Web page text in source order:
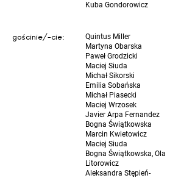
Kuba Gondorowicz
gościnie/-cie:
Quintus Miller
Martyna Obarska
Paweł Grodzicki
Maciej Siuda
Michał Sikorski
Emilia Sobańska
Michał Piasecki
Maciej Wrzosek
Javier Arpa Fernandez
Bogna Świątkowska
Marcin Kwietowicz
Maciej Siuda
Bogna Świątkowska, Ola
Litorowicz
Aleksandra Stępień-